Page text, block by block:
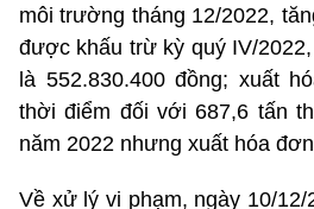
môi trường tháng 12/2022,
được khấu trừ kỳ quý IV/2022,
là 552.830.400 đồng; xuất
thời điểm đối với 687,6 tấn
năm 2022 nhưng xuất hóa
Về xử lý vi phạm, ngày 10/